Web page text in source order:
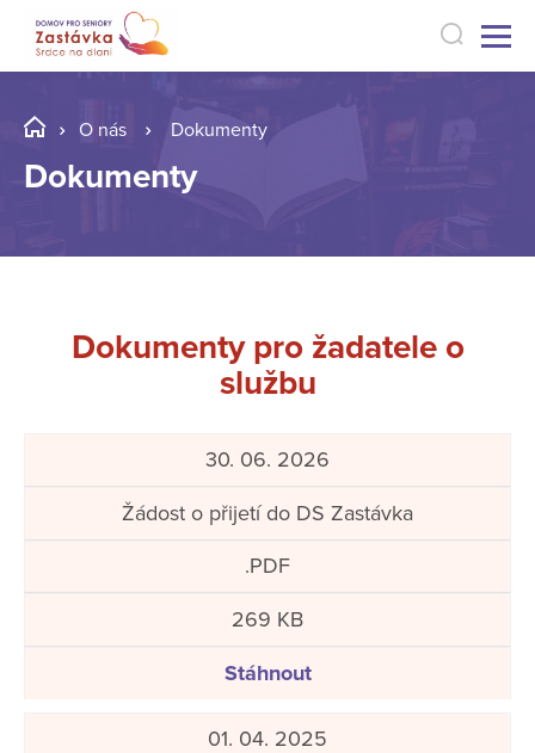
O nás Dokumenty
Dokumenty
Dokumenty pro žadatele o
službu
30. 06. 2026
Žádost o přijetí do DS Zastávka
.PDF
269 KB
Stáhnout
01. 04. 2025